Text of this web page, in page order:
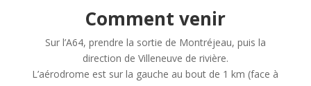
Comment venir
Sur l’A64, prendre la sortie de Montréjeau, puis la
direction de Villeneuve de rivière.
L’aérodrome est sur la gauche au bout de 1 km (face à